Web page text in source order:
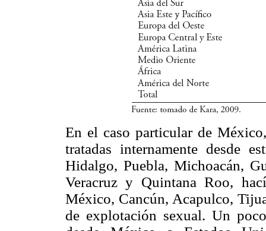
En el caso particular de
tratadas internamente desde
Hidalgo, Puebla, Michoacán,
Veracruz y Quintana Roo,
México, Cancún, Acapulco,
de explotación sexual. Un